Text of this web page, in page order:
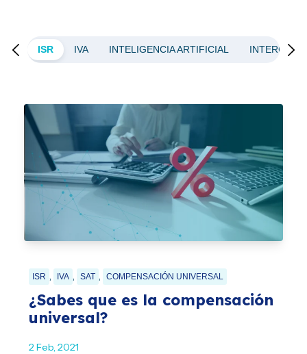
ISR IVA INTELIGENCIA ARTIFICIAL
ISR IVA SAT COMPENSACIÓN UNIVERSAL
¿Sabes que es la compensación
universal?
2 Feb, 2021